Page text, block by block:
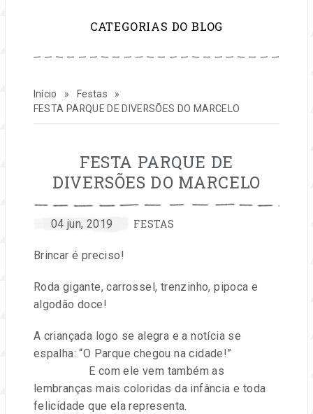
inspirar
sua
vida
seu
negócio
de
festas
e
eventos.
CATEGORIAS DO BLOG
Início » Festas
»
FESTA PARQUE DE DIVERSÕES DO MARCELO
FESTA PARQUE DE
DIVERSÕES DO MARCELO
Publicado
04 jun, 2019
por
CATEGORIAS:
FESTAS
Brincar é preciso!
Roda gigante, carrossel, trenzinho, pipoca e
algodão doce!
A criançada logo se alegra e a notícia se
espalha: “O Parque chegou na cidade!”
E com ele vem também as
lembranças mais coloridas da infância e toda
felicidade que ela representa.